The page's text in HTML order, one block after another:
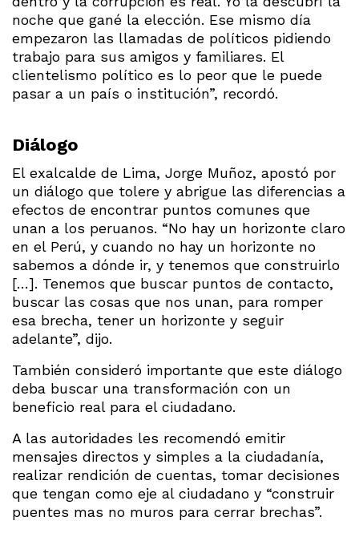
noche que gané la elección. Ese mismo día
empezaron las llamadas de políticos pidiendo
trabajo para sus amigos y familiares. El
clientelismo político es lo peor que le puede
pasar a un país o institución”, recordó.
Diálogo
El exalcalde de Lima, Jorge Muñoz, apostó por
un diálogo que tolere y abrigue las diferencias a
efectos de encontrar puntos comunes que
unan a los peruanos. “No hay un horizonte claro
en el Perú, y cuando no hay un horizonte no
sabemos a dónde ir, y tenemos que construirlo
[…]. Tenemos que buscar puntos de contacto,
buscar las cosas que nos unan, para romper
esa brecha, tener un horizonte y seguir
adelante”, dijo.
También consideró importante que este diálogo
deba buscar una transformación con un
beneficio real para el ciudadano.
A las autoridades les recomendó emitir
mensajes directos y simples a la ciudadanía,
realizar rendición de cuentas, tomar decisiones
que tengan como eje al ciudadano y “construir
puentes mas no muros para cerrar brechas”.